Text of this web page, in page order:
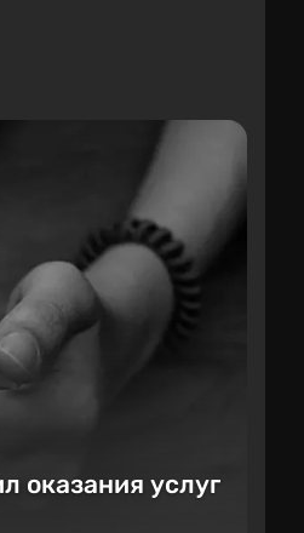
оказания услуг